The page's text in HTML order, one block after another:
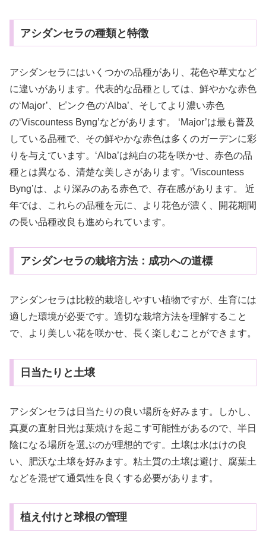
アシダンセラの種類と特徴
アシダンセラにはいくつかの品種があり、花色や草丈など
に違いがあります。代表的な品種としては、鮮やかな赤色
の‘Major’、ピンク色の‘Alba’、そしてより濃い赤色
の‘Viscountess Byng’などがあります。 ‘Major’は最も普及
している品種で、その鮮やかな赤色は多くのガーデンに彩
りを与えています。‘Alba’は純白の花を咲かせ、赤色の品
種とは異なる、清楚な美しさがあります。‘Viscountess
Byng’は、より深みのある赤色で、存在感があります。 近
年では、これらの品種を元に、より花色が濃く、開花期間
の長い品種改良も進められています。
アシダンセラの栽培方法：成功への道標
アシダンセラは比較的栽培しやすい植物ですが、生育には
適した環境が必要です。適切な栽培方法を理解すること
で、より美しい花を咲かせ、長く楽しむことができます。
日当たりと土壌
アシダンセラは日当たりの良い場所を好みます。しかし、
真夏の直射日光は葉焼けを起こす可能性があるので、半日
陰になる場所を選ぶのが理想的です。土壌は水はけの良
い、肥沃な土壌を好みます。粘土質の土壌は避け、腐葉土
などを混ぜて通気性を良くする必要があります。
植え付けと球根の管理